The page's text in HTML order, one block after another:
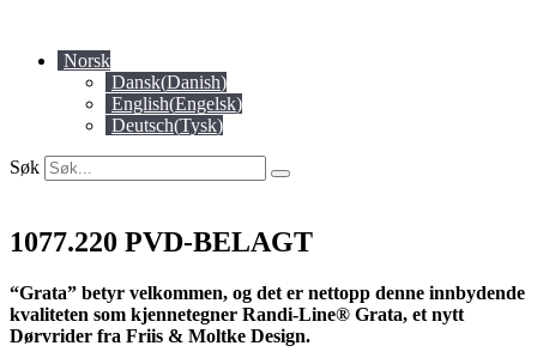
content Norsk
Dansk(Danish)
English(Engelsk)
Deutsch(Tysk)
Søk
1077.220 PVD-BELAGT
“Grata” betyr velkommen, og det er nettopp denne innbydende
kvaliteten som kjennetegner Randi-Line® Grata, et nytt
Dørvrider fra Friis & Moltke Design.